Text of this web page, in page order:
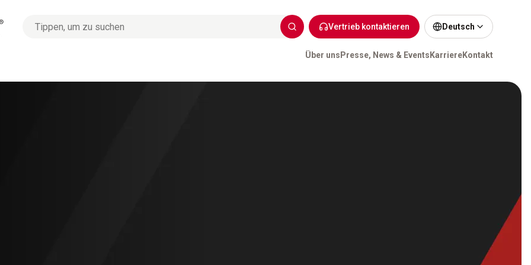
options
Deutsch
Vertrieb kontaktieren
Über uns Presse, News & Events KarriereKontakt